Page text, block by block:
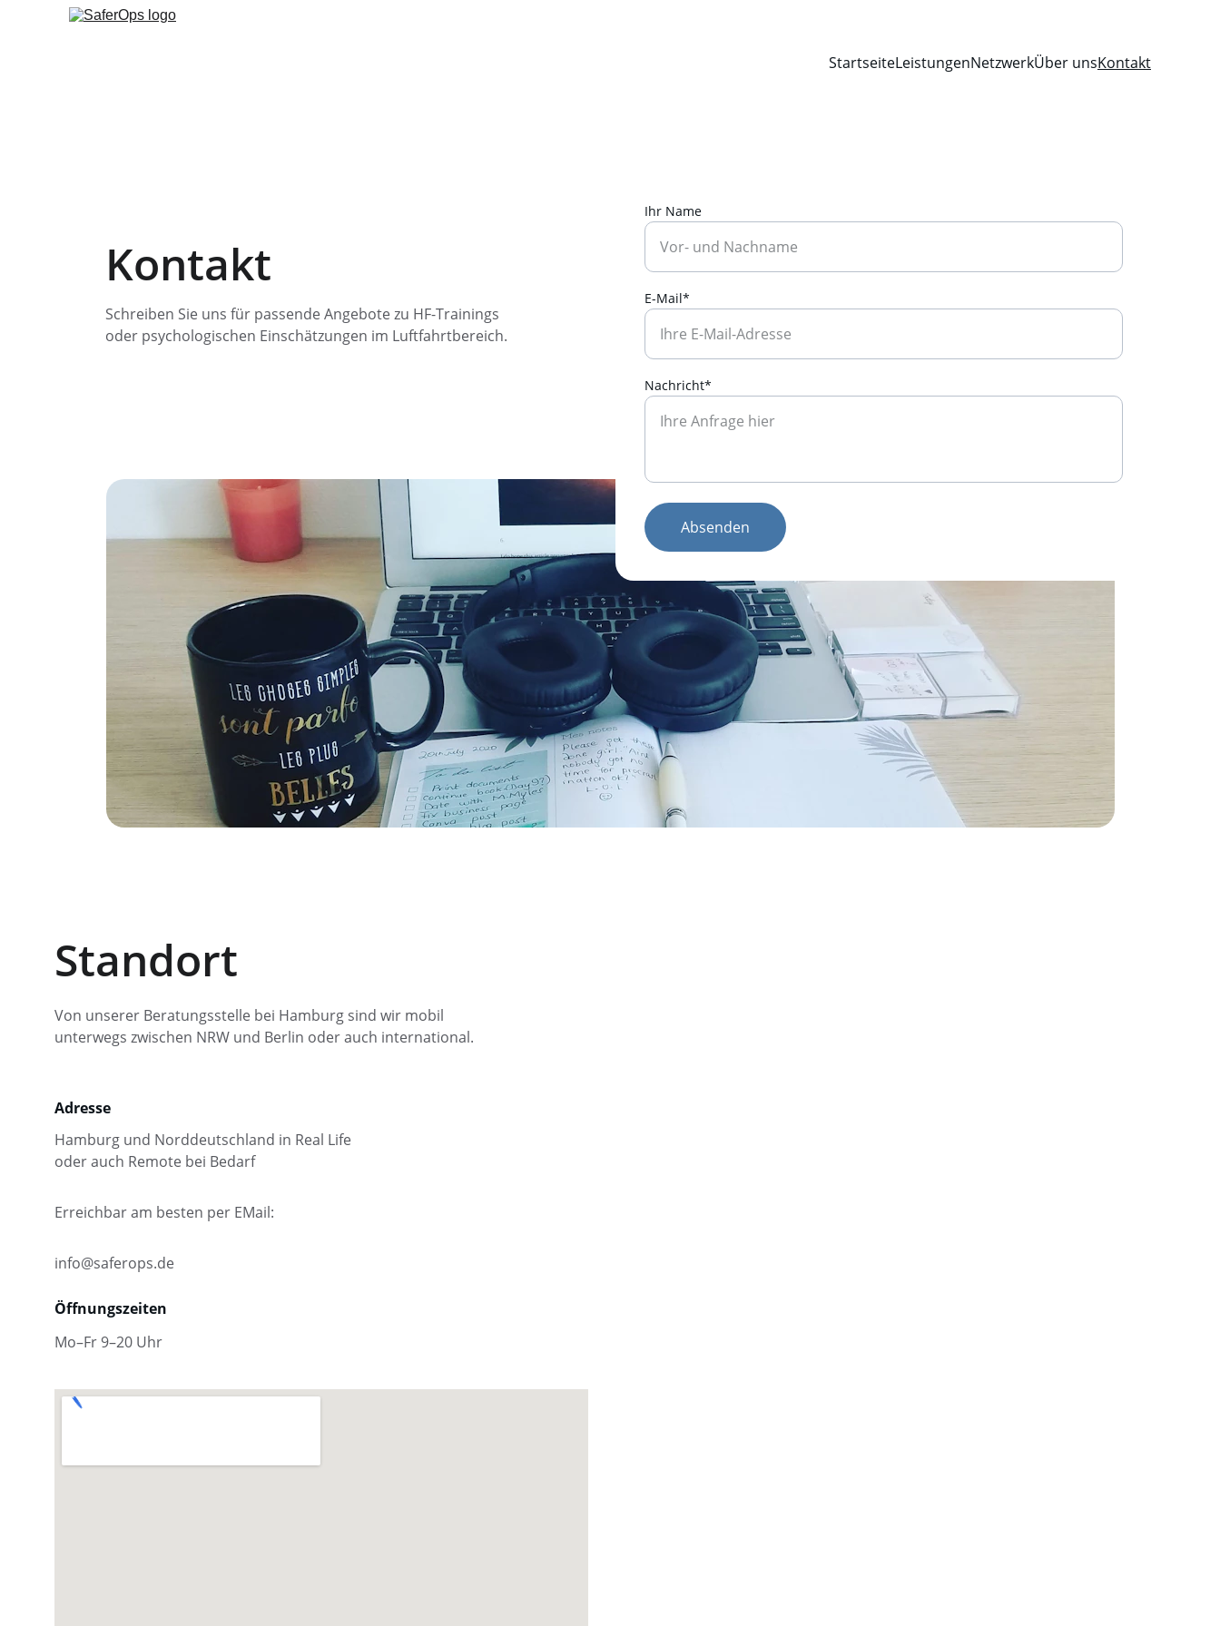
StartseiteLeistungenNetzwerkÜber unsKontakt
Kontakt
Ihr Name
E-Mail*
Nachricht*
Absenden
Schreiben Sie uns für passende Angebote zu HF-Trainings
oder psychologischen Einschätzungen im Luftfahrtbereich.
Standort
Von unserer Beratungsstelle bei Hamburg sind wir mobil
unterwegs zwischen NRW und Berlin oder auch international.
Adresse
Hamburg und Norddeutschland in Real Life
oder auch Remote bei Bedarf
Erreichbar am besten per EMail:
info@saferops.de
Öffnungszeiten
Mo–Fr 9–20 Uhr